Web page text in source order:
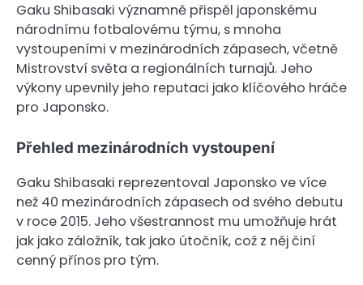
Gaku Shibasaki významně přispěl japonskému
národnímu fotbalovému týmu, s mnoha
vystoupeními v mezinárodních zápasech, včetně
Mistrovství světa a regionálních turnajů. Jeho
výkony upevnily jeho reputaci jako klíčového hráče
pro Japonsko.
Přehled mezinárodních vystoupení
Gaku Shibasaki reprezentoval Japonsko ve více
než 40 mezinárodních zápasech od svého debutu
v roce 2015. Jeho všestrannost mu umožňuje hrát
jak jako záložník, tak jako útočník, což z něj činí
cenný přínos pro tým.